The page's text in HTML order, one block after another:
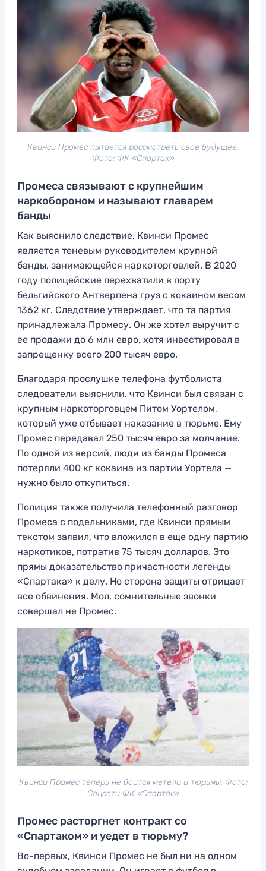
Квинси Промес пытается рассмотреть свое будущее.
Фото: ФК «Спартак»
Промеса связывают с крупнейшим
наркобороном и называют главарем
банды
Как выяснило следствие, Квинси Промес
является теневым руководителем крупной
банды, занимающейся наркоторговлей. В 2020
году полицейские перехватили в порту
бельгийского Антверпена груз с кокаином весом
1362 кг. Следствие утверждает, что та партия
принадлежала Промесу. Он же хотел выручит с
ее продажи до 6 млн евро, хотя инвестировал в
запрещенку всего 200 тысяч евро.
Благодаря прослушке телефона футболиста
следователи выяснили, что Квинси был связан с
крупным наркоторговцем Питом Уортелом,
который уже отбывает наказание в тюрьме. Ему
Промес передавал 250 тысяч евро за молчание.
По одной из версий, люди из банды Промеса
потеряли 400 кг кокаина из партии Уортела —
нужно было откупиться.
Полиция также получила телефонный разговор
Промеса с подельниками, где Квинси прямым
текстом заявил, что вложился в еще одну партию
наркотиков, потратив 75 тысяч долларов. Это
прямы доказательство причастности легенды
«Спартака» к делу. Но сторона защиты отрицает
все обвинения. Мол, сомнительные звонки
совершал не Промес.
Квинси Промес теперь не боится метели и тюрьмы. Фото:
Соцсети ФК «Спартак»
Промес расторгнет контракт со
«Спартаком» и уедет в тюрьму?
Во-первых, Квинси Промес не был ни на одном